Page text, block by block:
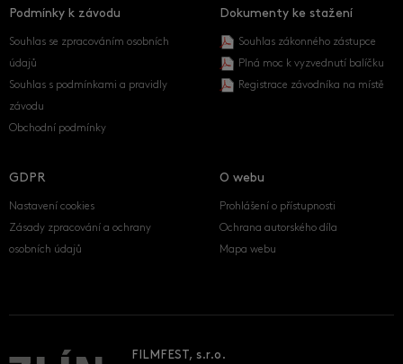
Podmínky k závodu
Souhlas se zpracováním osobních
údajů
Souhlas s podmínkami a pravidly
závodu
Obchodní podmínky
Dokumenty ke stažení
Souhlas zákonného zástupce
Plná moc k vyzvednutí balíčku
Registrace závodníka na místě
GDPR
Nastavení cookies
Zásady zpracování a ochrany
osobních údajů
O webu
Prohlášení o přístupnosti
Ochrana autorského díla
Mapa webu
FILMFEST, s.r.o.